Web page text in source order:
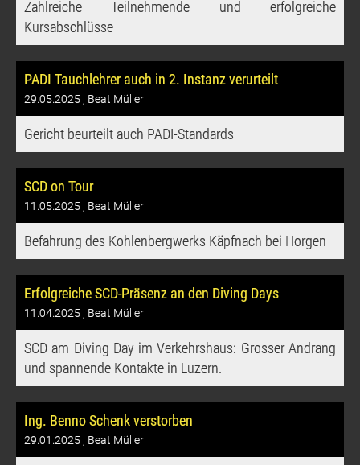
Zahlreiche Teilnehmende und erfolgreiche
Kursabschlüsse
PADI Tauchlehrer auch in 2. Instanz verurteilt
29.05.2025 , Beat Müller
Gericht beurteilt auch PADI-Standards
SCD on Tour
11.05.2025 , Beat Müller
Befahrung des Kohlenbergwerks Käpfnach bei Horgen
Erfolgreiche SCD-Präsenz an den Diving Days
11.04.2025 , Beat Müller
SCD am Diving Day im Verkehrshaus: Grosser Andrang
und spannende Kontakte in Luzern.
Ing. Benno Schenk verstorben
29.01.2025 , Beat Müller